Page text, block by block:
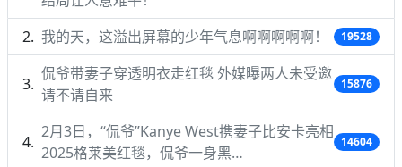
我的天，这溢出屏幕的少年气息啊啊啊啊啊！ 19528
侃爷带妻子穿透明衣走红毯 外媒曝两人未受邀
请不请自来
15876
2月3日，“侃爷”Kanye West携妻子比安卡亮相
2025格莱美红毯，侃爷一身黑…
14604